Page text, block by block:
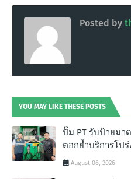
Posted by
YOU MAY LIKE THESE POSTS
ปั๊ม PT รับป้ายมา
ตอกย้ำบริการโป
August 06, 2026